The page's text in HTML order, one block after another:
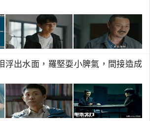
浮出水面，羅堅耍小脾氣，間接造成